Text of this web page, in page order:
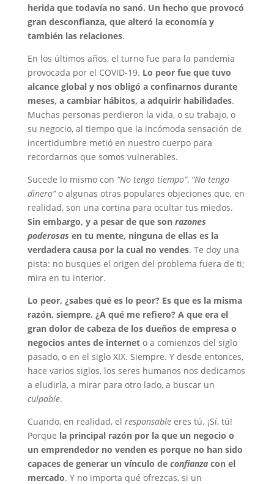
herida que todavía no sanó. Un hecho que provocó
gran desconfianza, que alteró la economía y
también las relaciones.
En los últimos años, el turno fue para la pandemia
provocada por el COVID-19. Lo peor fue que tuvo
alcance global y nos obligó a confinarnos durante
meses, a cambiar hábitos, a adquirir habilidades.
Muchas personas perdieron la vida, o su trabajo, o
su negocio, al tiempo que la incómoda sensación de
incertidumbre metió en nuestro cuerpo para
recordarnos que somos vulnerables.
Sucede lo mismo con “No tengo tiempo”, “No tengo
dinero”o algunas otras populares objeciones que, en
realidad, son una cortina para ocultar tus miedos.
Sin embargo, y a pesar de que son razones
poderosas en tu mente, ninguna de ellas es la
verdadera causa por la cual no vendes. Te doy una
pista: no busques el origen del problema fuera de ti;
mira en tu interior.
Lo peor, ¿sabes qué es lo peor? Es que es la misma
razón, siempre. ¿A qué me refiero? A que era el
gran dolor de cabeza de los dueños de empresa o
negocios antes de interneto a comienzos del siglo
pasado, o en el siglo XIX. Siempre. Y desde entonces,
hace varios siglos, los seres humanos nos dedicamos
a eludirla, a mirar para otro lado, a buscar un
culpable.
Cuando, en realidad, el responsableeres tú. ¡Sí, tú!
Porque la principal razón por la que un negocio o
un emprendedor no venden es porque no han sido
capaces de generar un vínculo de confianzacon el
mercado. Y no importa qué ofrezcas, si un